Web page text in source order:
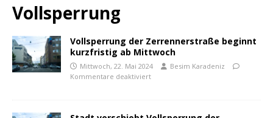
Vollsperrung
Vollsperrung der Zerrennerstraße beginnt
kurzfristig ab Mittwoch
Mittwoch, 22. Mai 2024
Besim Karadeniz
Kommentare deaktiviert